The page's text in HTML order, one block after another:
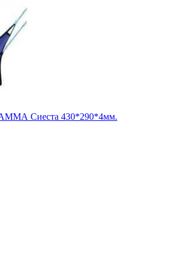
Сиеста 430*290*4мм.